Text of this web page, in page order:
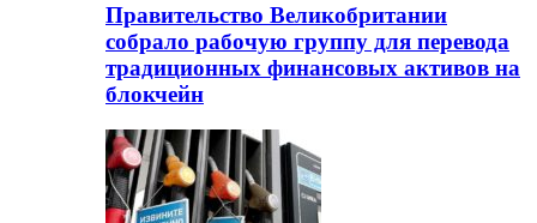
Правительство Великобритании
собрало рабочую группу для перевода
традиционных финансовых активов на
блокчейн